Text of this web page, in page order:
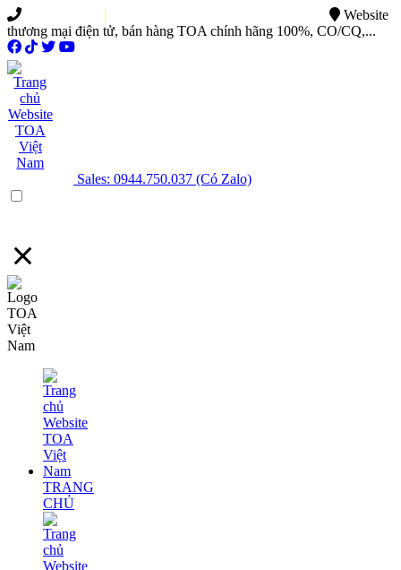
|
Website
thương mại điện tử, bán hàng TOA chính hãng 100%, CO/CQ,...
Sales: 0944.750.037 (Có Zalo)
TRANG
CHỦ